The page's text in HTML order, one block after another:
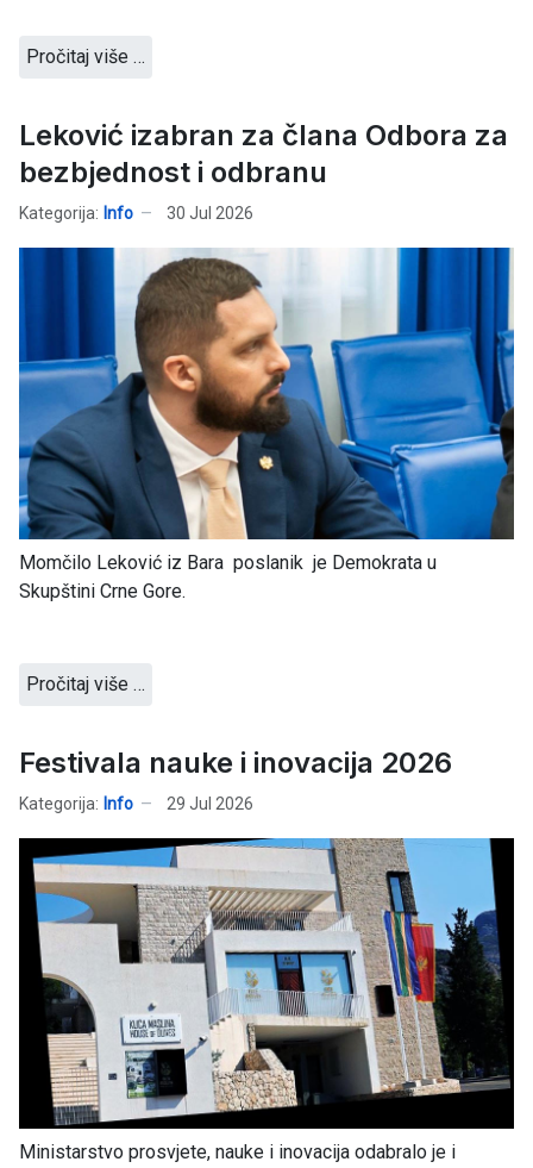
Pročitaj više …
Leković izabran za člana Odbora za
bezbjednost i odbranu
Kategorija: Info 30 Jul 2026
Momčilo Leković iz Bara poslanik je Demokrata u
Skupštini Crne Gore.
Pročitaj više …
Festivala nauke i inovacija 2026
Kategorija: Info 29 Jul 2026
Ministarstvo prosvjete, nauke i inovacija odabralo je i